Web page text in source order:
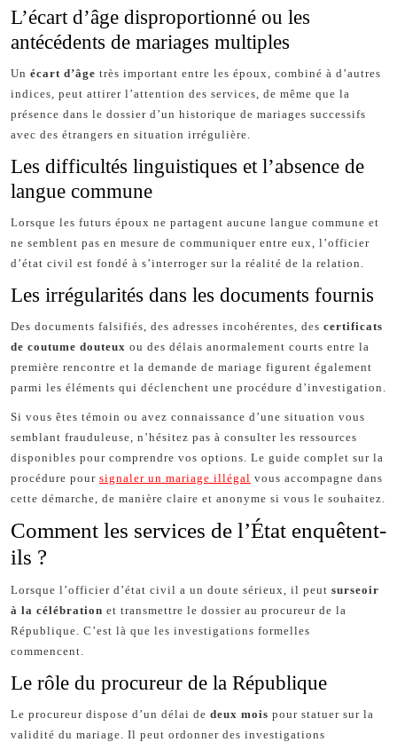
L’écart d’âge disproportionné ou les
antécédents de mariages multiples
Un écart d’âge très important entre les époux, combiné à d’autres
indices, peut attirer l’attention des services, de même que la
présence dans le dossier d’un historique de mariages successifs
avec des étrangers en situation irrégulière.
Les difficultés linguistiques et l’absence de
langue commune
Lorsque les futurs époux ne partagent aucune langue commune et
ne semblent pas en mesure de communiquer entre eux, l’officier
d’état civil est fondé à s’interroger sur la réalité de la relation.
Les irrégularités dans les documents fournis
Des documents falsifiés, des adresses incohérentes, des certificats
de coutume douteux ou des délais anormalement courts entre la
première rencontre et la demande de mariage figurent également
parmi les éléments qui déclenchent une procédure d’investigation.
Si vous êtes témoin ou avez connaissance d’une situation vous
semblant frauduleuse, n’hésitez pas à consulter les ressources
disponibles pour comprendre vos options. Le guide complet sur la
procédure pour signaler un mariage illégal vous accompagne dans
cette démarche, de manière claire et anonyme si vous le souhaitez.
Comment les services de l’État enquêtent-
ils ?
Lorsque l’officier d’état civil a un doute sérieux, il peut surseoir
à la célébration et transmettre le dossier au procureur de la
République. C’est là que les investigations formelles
commencent.
Le rôle du procureur de la République
Le procureur dispose d’un délai de deux mois pour statuer sur la
validité du mariage. Il peut ordonner des investigations